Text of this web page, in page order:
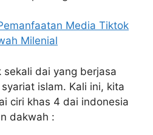
Media Tiktok
Milenial
sekali dai yang berjasa
islam. Kali ini, kita
ciri khas 4 dai indonesia
dakwah :